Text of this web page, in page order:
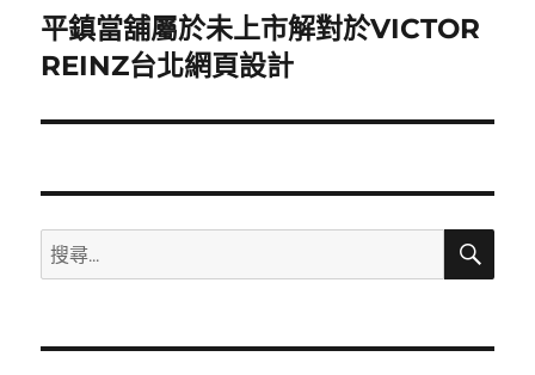
下
一
文
平鎮當舖屬於未上市解對於VICTOR
REINZ台北網頁設計
搜
尋
鍵
搜